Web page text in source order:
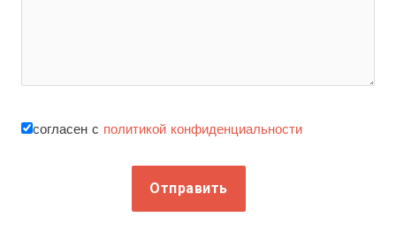
согласен с политикой конфиденциальности